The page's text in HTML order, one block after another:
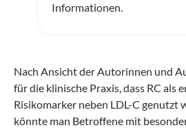
Informationen.
Nach Ansicht der Autorinnen und
für die klinische Praxis, dass RC als
Risikomarker neben LDL-C genutzt
könnte man Betroffene mit